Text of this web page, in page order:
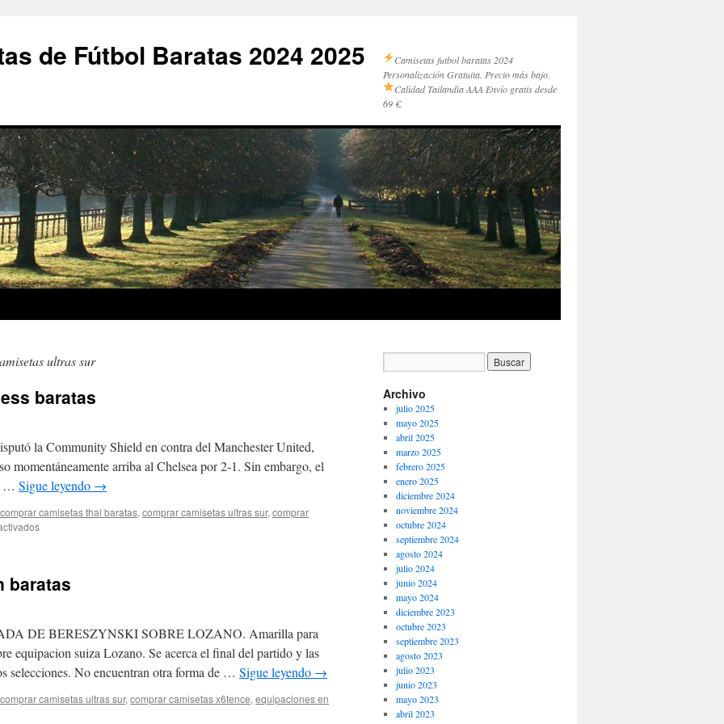
de Fútbol Baratas 2024 2025
Camisetas futbol baratas 2024
Personalización Gratuita. Precio más bajo.
Calidad Tailandia AAA Envío gratis desde
69 €.
ultras sur
baratas
la Community Shield en contra del Manchester United,
momentáneamente arriba al Chelsea por 2-1. Sin embargo, el
… Sigue leyendo →
comprar camisetas thai baratas, comprar camisetas ultras sur, comprar
en
baratas
baratas
DE BERESZYNSKI SOBRE LOZANO. Amarilla para
equipacion suiza Lozano. Se acerca el final del partido y las
selecciones. No encuentran otra forma de … Sigue leyendo →
comprar camisetas ultras sur, comprar camisetas x6tence, equipaciones en
Archivo
julio 2025
mayo 2025
abril 2025
marzo 2025
febrero 2025
enero 2025
diciembre 2024
noviembre 2024
octubre 2024
septiembre 2024
agosto 2024
julio 2024
junio 2024
mayo 2024
diciembre 2023
octubre 2023
septiembre 2023
agosto 2023
julio 2023
junio 2023
mayo 2023
abril 2023